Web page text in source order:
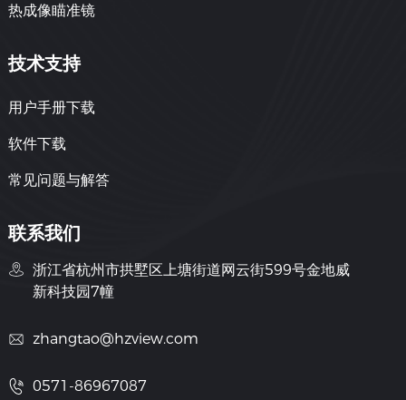
热成像瞄准镜
技术支持
用户手册下载
软件下载
常见问题与解答
联系我们
浙江省杭州市拱墅区上塘街道网云街599号金地威
新科技园7幢
zhangtao@hzview.com
0571-86967087